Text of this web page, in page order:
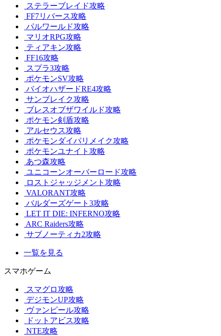
ステラーブレイド攻略
FF7リバース攻略
パルワールド攻略
マリオRPG攻略
ティアキン攻略
FF16攻略
スプラ3攻略
ポケモンSV攻略
バイオハザードRE4攻略
サンブレイク攻略
ブレスオブザワイルド攻略
ポケモン剣盾攻略
アルセウス攻略
ポケモンダイパリメイク攻略
ポケモンユナイト攻略
あつ森攻略
ユニコーンオーバーロード攻略
ロストジャッジメント攻略
VALORANT攻略
バルダーズゲート3攻略
LET IT DIE: INFERNO攻略
ARC Raiders攻略
サブノーティカ2攻略
一覧を見る
スマホゲーム
スマグロ攻略
デジモンUP攻略
ヴァンピール攻略
ドットアビス攻略
NTE攻略